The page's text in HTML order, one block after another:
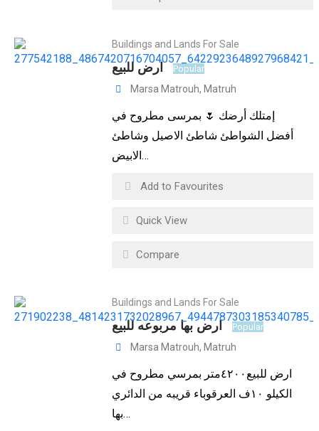
Buildings and Lands For Sale
ارض للبيع Popular
Marsa Matrouh, Matruh
إمتلك أرضك 🌷 بمرسى مطروح في
أفضل الشواطئ شاطئ الاصيل وشاطئ
الابيض…
Add to Favourites
Quick View
Compare
Buildings and Lands For Sale
ارض بها مربوعه للبيع Popular
Marsa Matrouh, Matruh
ارض للبيع٤٢٠٠متر بمرسي مطروح في
الكيلو ١٠ف العرقوباء قريبه من الدائري
بها…